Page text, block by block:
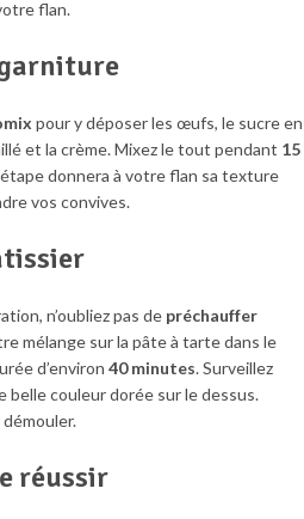
flan.
pour y déposer les œufs, le sucre en
et la crème. Mixez le tout pendant 15
donnera à votre flan sa texture
vos convives.
n’oubliez pas de préchauffer
mélange sur la pâte à tarte dans le
d’environ 40 minutes. Surveillez
belle couleur dorée sur le dessus.
réussir